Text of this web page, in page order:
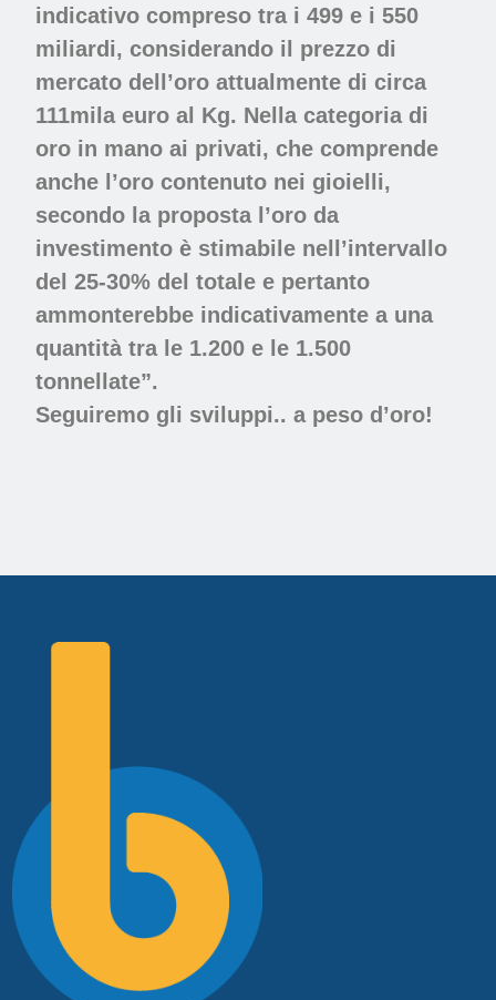
indicativo compreso tra i 499 e i 550
miliardi, considerando il prezzo di
mercato dell’oro attualmente di circa
111mila euro al Kg. Nella categoria di
oro in mano ai privati, che comprende
anche l’oro contenuto nei gioielli,
secondo la proposta l’oro da
investimento è stimabile nell’intervallo
del 25-30% del totale e pertanto
ammonterebbe indicativamente a una
quantità tra le 1.200 e le 1.500
tonnellate”.
Seguiremo gli sviluppi.. a peso d’oro!